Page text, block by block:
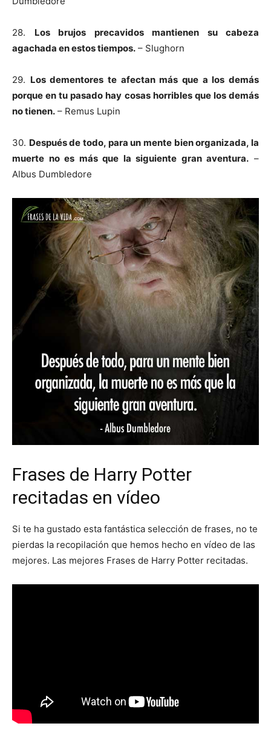
28. Los brujos precavidos mantienen su cabeza
agachada en estos tiempos. – Slughorn
29. Los dementores te afectan más que a los demás
porque en tu pasado hay cosas horribles que los demás
no tienen. – Remus Lupin
30. Después de todo, para un mente bien organizada, la
muerte no es más que la siguiente gran aventura. –
Albus Dumbledore
Frases de Harry Potter
recitadas en vídeo
Si te ha gustado esta fantástica selección de frases, no te
pierdas la recopilación que hemos hecho en vídeo de las
mejores. Las mejores Frases de Harry Potter recitadas.